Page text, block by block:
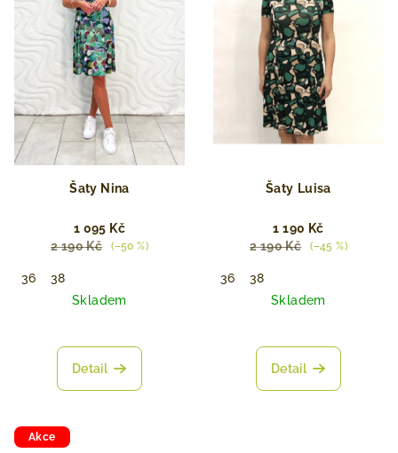
Šaty Nina
1 095 Kč
2 190 Kč
(–50 %)
36
38
Skladem
Detail
Šaty ⁠⁠Luisa
1 190 Kč
2 190 Kč
(–45 %)
36
38
Skladem
Detail
Akce